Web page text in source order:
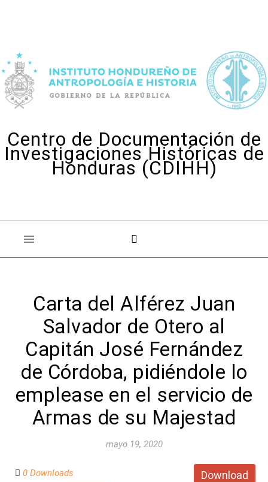
Centro de Documentación de
Investigaciones Históricas de
Honduras (CDIHH)
Carta del Alférez Juan
Salvador de Otero al
Capitán José Fernández
de Córdoba, pidiéndole lo
emplease en el servicio de
Armas de su Majestad
mayo 19, 2020
Download
0 Downloads